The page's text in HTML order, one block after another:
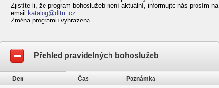
Zjistíte-li, že program bohoslužeb není aktuální, informujte nás prosím na
email
katalog@dltm.cz.
Změna programu vyhrazena.
Přehled pravidelných bohoslužeb
Den Čas Poznámka